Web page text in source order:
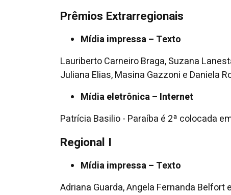
Prêmios Extrarregionais
Mídia impressa – Texto
Lauriberto Carneiro Braga, Suzana
Juliana Elias, Masina Gazzoni e Daniela
Mídia eletrônica – Internet
Patrícia Basilio - Paraíba é 2ª colocada
Regional I
Mídia impressa – Texto
Adriana Guarda, Angela Fernanda